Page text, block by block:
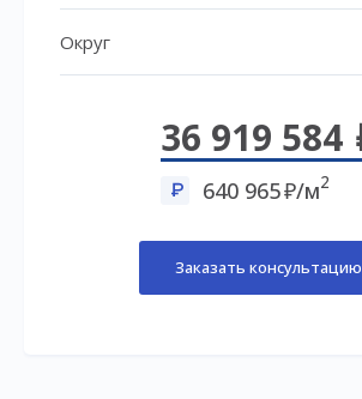
Округ
36 919 584
640 965 /м2
Заказать консультацию